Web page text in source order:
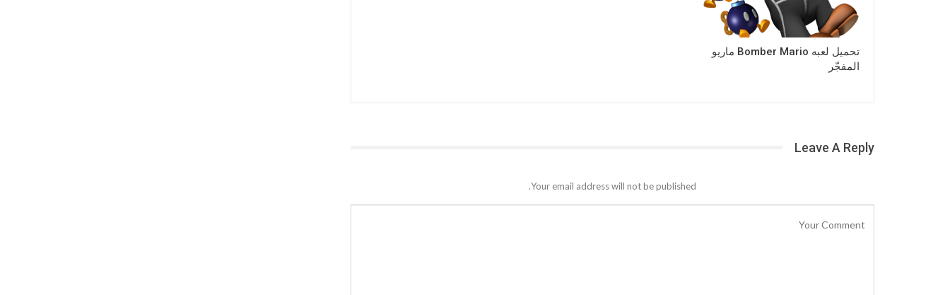
تحميل لعبه Bomber Mario ماريو
المفجّر
Leave A Reply
Your email address will not be published.